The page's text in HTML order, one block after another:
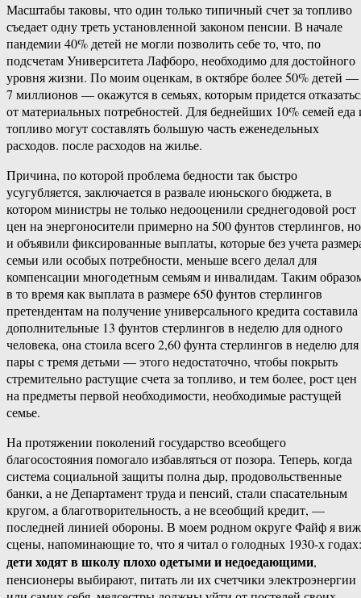
Масштабы таковы, что один только типичный счет за топливо
съедает одну треть установленной законом пенсии. В начале
пандемии 40% детей не могли позволить себе то, что, по
подсчетам Университета Лафборо, необходимо для достойного
уровня жизни. По моим оценкам, в октябре более 50% детей —
7 миллионов — окажутся в семьях, которым придется
от материальных потребностей. Для беднейших 10% семей еда
топливо могут составлять большую часть еженедельных
расходов. после расходов на жилье.
Причина, по которой проблема бедности так быстро
усугубляется, заключается в развале июньского бюджета, в
котором министры не только недооценили среднегодовой рост
цен на энергоносители примерно на 500 фунтов стерлингов, но
и объявили фиксированные выплаты, которые без учета
семьи или особых потребности, меньше всего делал для
компенсации многодетным семьям и инвалидам. Таким
в то время как выплата в размере 650 фунтов стерлингов
претендентам на получение универсального кредита составила
дополнительные 13 фунтов стерлингов в неделю для одного
человека, она стоила всего 2,60 фунта стерлингов в неделю для
пары с тремя детьми — этого недостаточно, чтобы покрыть
стремительно растущие счета за топливо, и тем более, рост цен
на предметы первой необходимости, необходимые растущей
семье.
На протяжении поколений государство всеобщего
благосостояния помогало избавляться от позора. Теперь, когда
система социальной защиты полна дыр, продовольственные
банки, а не Департамент труда и пенсий, стали спасательным
кругом, а благотворительность, а не всеобщий кредит, —
последней линией обороны. В моем родном округе Файф я
сцены, напоминающие то, что я читал о голодных 1930-х годах:
дети ходят в школу плохо одетыми и недоедающими,
пенсионеры выбирают, питать ли их счетчики электроэнергии